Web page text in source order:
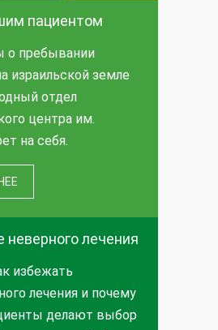
пациентом
о пребывании
израильской земле
отдел
центра им.
на себя.
неверного лечения
избежать
лечения и почему
делают выбор